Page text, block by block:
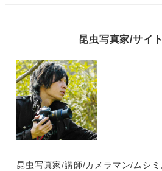
昆虫写真家/サイ
昆虫写真家/講師/カメラマン/ムシミ